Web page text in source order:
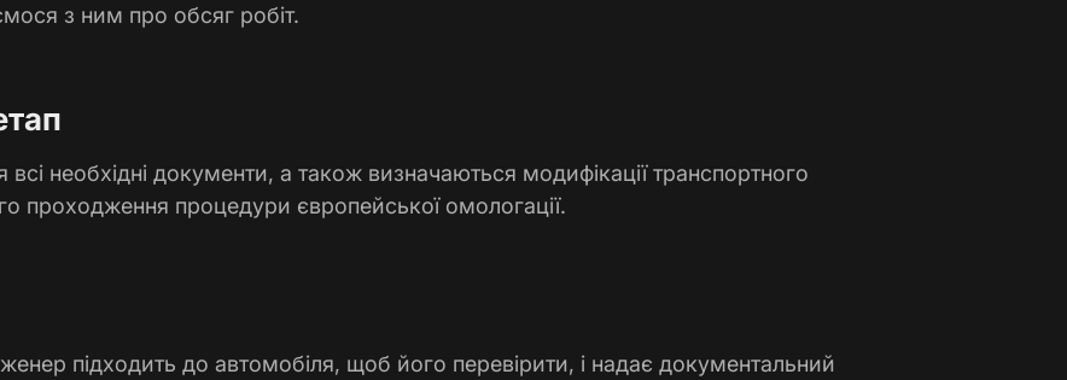
з ним про обсяг робіт.
необхідні документи, а також визначаються модифікації транспортного
проходження процедури європейської омологації.
підходить до автомобіля, щоб його перевірити, і надає документальний